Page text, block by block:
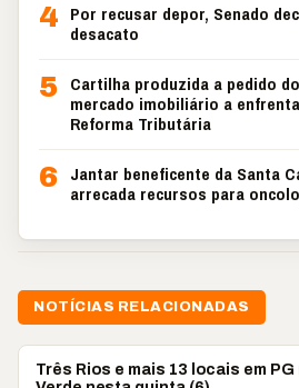
4 Por recusar depor, Senado
desacato
5 Cartilha produzida a pedido
mercado imobiliário a
Reforma Tributária
6 Jantar beneficente da Santa
arrecada recursos para
NOTÍCIAS RELACIONADAS
PONTA GROSSA
Três Rios e mais 13 locais em